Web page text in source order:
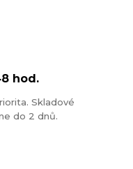
hod.
Skladové
do 2 dnů.